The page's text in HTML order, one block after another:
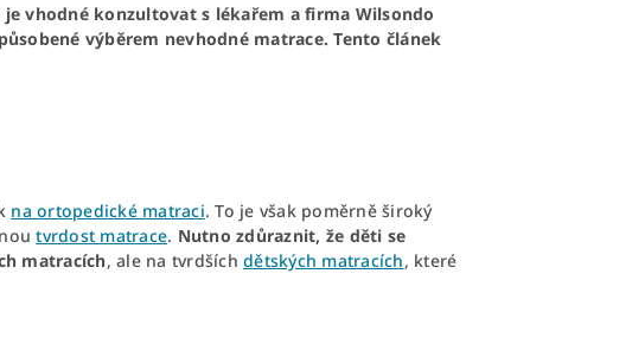
vhodné konzultovat s lékařem a firma Wilsondo
výběrem nevhodné matrace. Tento článek
na ortopedické matraci. To je však poměrně široký
tvrdost matrace. Nutno zdůraznit, že děti se
matracích, ale na tvrdších dětských matracích, které